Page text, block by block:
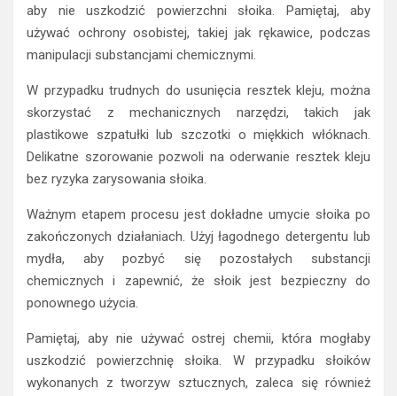
aby nie uszkodzić powierzchni słoika. Pamiętaj, aby
używać ochrony osobistej, takiej jak rękawice, podczas
manipulacji substancjami chemicznymi.
W przypadku trudnych do usunięcia resztek kleju, można
skorzystać z mechanicznych narzędzi, takich jak
plastikowe szpatułki lub szczotki o miękkich włóknach.
Delikatne szorowanie pozwoli na oderwanie resztek kleju
bez ryzyka zarysowania słoika.
Ważnym etapem procesu jest dokładne umycie słoika po
zakończonych działaniach. Użyj łagodnego detergentu lub
mydła, aby pozbyć się pozostałych substancji
chemicznych i zapewnić, że słoik jest bezpieczny do
ponownego użycia.
Pamiętaj, aby nie używać ostrej chemii, która mogłaby
uszkodzić powierzchnię słoika. W przypadku słoików
wykonanych z tworzyw sztucznych, zaleca się również